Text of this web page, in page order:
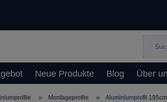
Neue Produkte Blog Über
» Montageprofile » Aluminiumprofil